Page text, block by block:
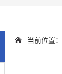
当前位置：